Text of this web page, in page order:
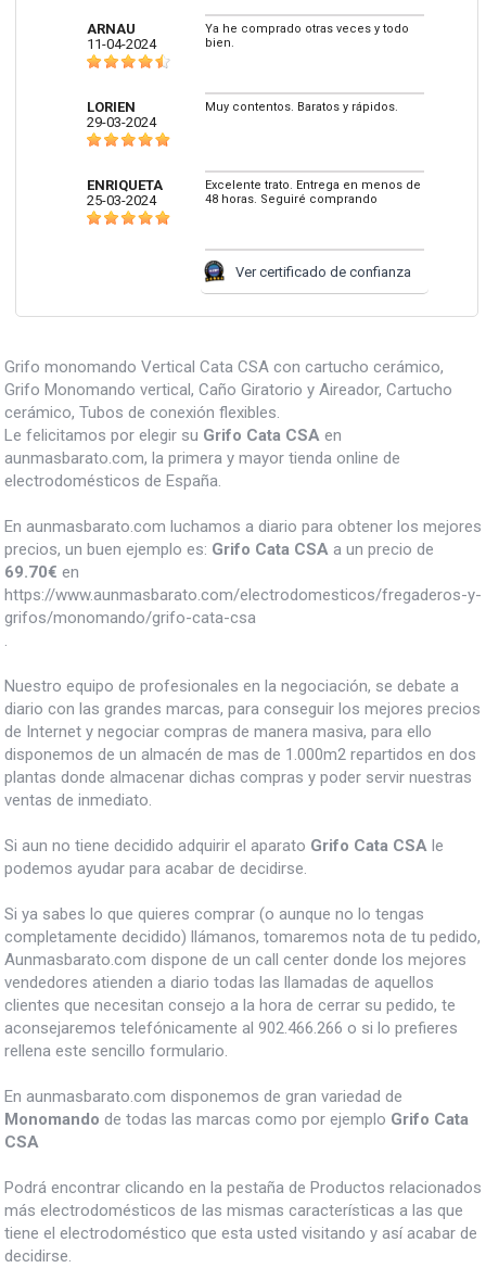
ARNAU
11-04-2024
Ya he comprado otras veces y todo
bien.
LORIEN
29-03-2024
Muy contentos. Baratos y rápidos.
ENRIQUETA
25-03-2024
Excelente trato. Entrega en menos de
48 horas. Seguiré comprando
Ver certificado de confianza
Grifo monomando Vertical Cata CSA con cartucho cerámico,
Grifo Monomando vertical, Caño Giratorio y Aireador, Cartucho
cerámico, Tubos de conexión flexibles.
Le felicitamos por elegir su Grifo Cata CSA en
aunmasbarato.com, la primera y mayor tienda online de
electrodomésticos de España.
En aunmasbarato.com luchamos a diario para obtener los mejores
precios, un buen ejemplo es: Grifo Cata CSA a un precio de
69.70€ en
https://www.aunmasbarato.com/electrodomesticos/fregaderos-y-
grifos/monomando/grifo-cata-csa
.
Nuestro equipo de profesionales en la negociación, se debate a
diario con las grandes marcas, para conseguir los mejores precios
de Internet y negociar compras de manera masiva, para ello
disponemos de un almacén de mas de 1.000m2 repartidos en dos
plantas donde almacenar dichas compras y poder servir nuestras
ventas de inmediato.
Si aun no tiene decidido adquirir el aparato Grifo Cata CSA le
podemos ayudar para acabar de decidirse.
Si ya sabes lo que quieres comprar (o aunque no lo tengas
completamente decidido) llámanos, tomaremos nota de tu pedido,
Aunmasbarato.com dispone de un call center donde los mejores
vendedores atienden a diario todas las llamadas de aquellos
clientes que necesitan consejo a la hora de cerrar su pedido, te
aconsejaremos telefónicamente al 902.466.266 o si lo prefieres
rellena este sencillo formulario.
En aunmasbarato.com disponemos de gran variedad de
Monomando de todas las marcas como por ejemplo Grifo Cata
CSA
Podrá encontrar clicando en la pestaña de Productos relacionados
más electrodomésticos de las mismas características a las que
tiene el electrodoméstico que esta usted visitando y así acabar de
decidirse.